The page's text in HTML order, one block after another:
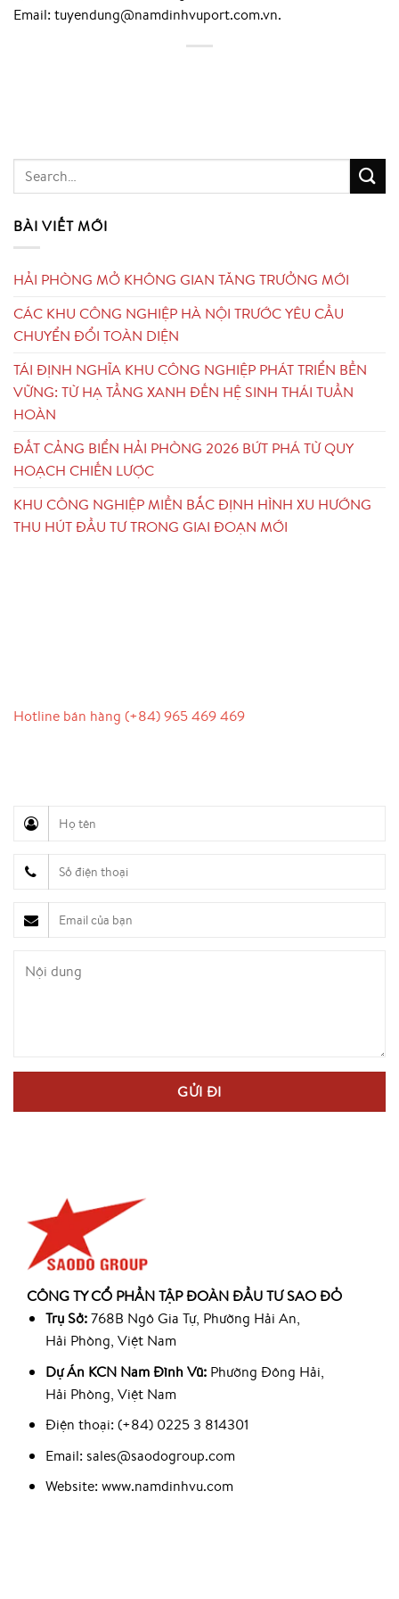
Email: tuyendung@namdinhvuport.com.vn.
BÀI VIẾT MỚI
HẢI PHÒNG MỞ KHÔNG GIAN TĂNG TRƯỞNG MỚI
CÁC KHU CÔNG NGHIỆP HÀ NỘI TRƯỚC YÊU CẦU
CHUYỂN ĐỔI TOÀN DIỆN
TÁI ĐỊNH NGHĨA KHU CÔNG NGHIỆP PHÁT TRIỂN BỀN
VỮNG: TỪ HẠ TẦNG XANH ĐẾN HỆ SINH THÁI TUẦN
HOÀN
ĐẤT CẢNG BIỂN HẢI PHÒNG 2026 BỨT PHÁ TỪ QUY
HOẠCH CHIẾN LƯỢC
KHU CÔNG NGHIỆP MIỀN BẮC ĐỊNH HÌNH XU HƯỚNG
THU HÚT ĐẦU TƯ TRONG GIAI ĐOẠN MỚI
Hotline bán hàng (+84) 965 469 469
CÔNG TY CỔ PHẦN TẬP ĐOÀN ĐẦU TƯ SAO ĐỎ
Trụ Sở:768B Ngô Gia Tự, Phường Hải An,
Hải Phòng, Việt Nam
Dự Án KCN Nam Đình Vũ:Phường Đông Hải,
Hải Phòng, Việt Nam
Điện thoại: (+84) 0225 3 814301
Email: sales@saodogroup.com
Website: www.namdinhvu.com